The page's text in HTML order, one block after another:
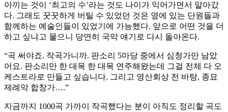
아끼는 것이 ‘최고의 수’라는 것도 나이가 익어가면서 알아갔
다. 그래도 꿋꿋하게 버틸 수 있었던 것은 옆에 있는 단원들과
함께하는 예술인들이 있었기에 가능했다. 앞으로 어떤 것을 더
하고 싶냐고 물으니 당연히 국악 얘기로 다시 돌아온다.
“곡 써야죠. 작곡가니까. 판소리 5마당 중에서 심청가만 남았
어요. 판소리만 한 대목 한 대목 연주해왔는데 그걸 전체 다 오
케스트라로 만들고 싶습니다. 그리고 영산회상 전 바탕, 종묘
제례악 합창가….”
지금까지 1000곡 가까이 작곡했다는 분이 아직도 정리할 곡도